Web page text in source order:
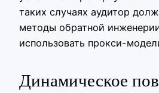
таких случаях аудитор
методы обратной
использовать прокси-
Динамическое